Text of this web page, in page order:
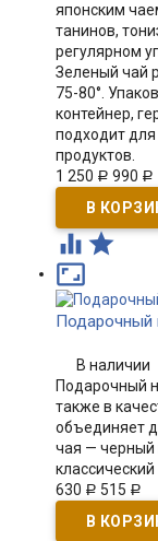
японским
танинов,
регулярном
Зеленый чай
75-80°.
контейнер,
подходит
продуктов.
1 250 Р 990 Р
 

Подарочный
В наличии
Подарочный
также в
объединяет
чая — черный
630 Р 515 Р